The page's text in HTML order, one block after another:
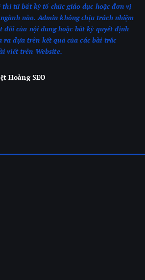
từ bất kỳ tổ chức giáo dục hoặc đơn vị
nào. Admin không chịu trách nhiệm
đối của nội dung hoặc bất kỳ quyết định
ra dựa trên kết quả của các bài trắc
viết trên Website.
Hoàng SEO